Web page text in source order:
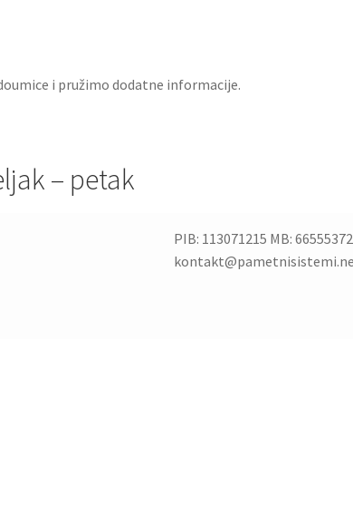
i pružimo dodatne informacije.
– petak
PIB: 113071215 MB: 66555372